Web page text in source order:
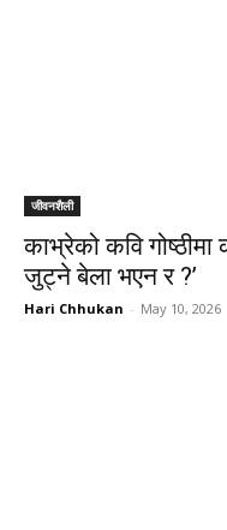
जीवनशैली
काभ्रेको कवि
जुट्ने बेला भएन र ?’
Hari Chhukan - May 10, 2026